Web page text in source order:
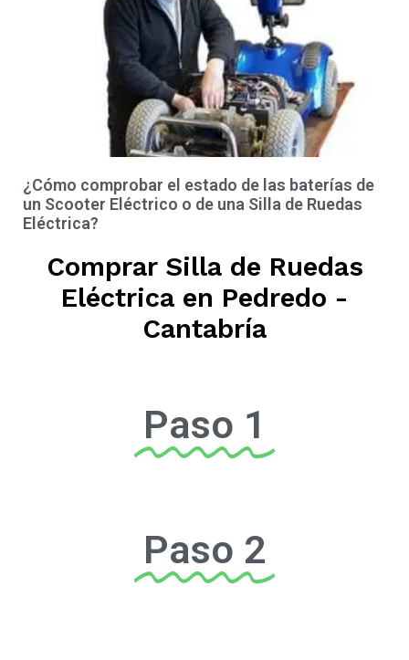
¿Cómo comprobar el estado de las baterías de
un Scooter Eléctrico o de una Silla de Ruedas
Eléctrica?
Comprar Silla de Ruedas
Eléctrica en Pedredo -
Cantabría
Paso 1
Paso 2